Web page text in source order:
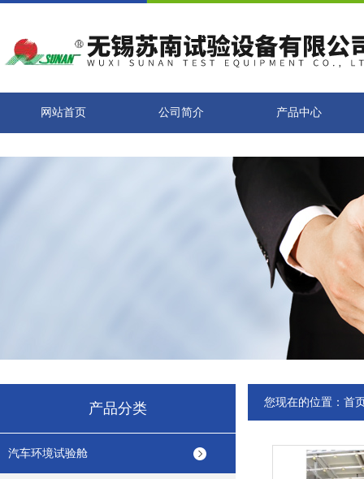
网站首页 公司简介 产品中心
产品分类
汽车环境试验舱
您现在的位置： 首